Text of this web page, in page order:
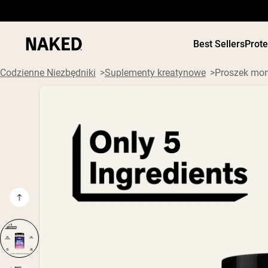
Best Sellers
Popularne wyszukiwania
”Vegan protein“
”Collagen“
”Micellar Casein“
Codzienne Niezbędniki Suplementy kreatynowe Proszek